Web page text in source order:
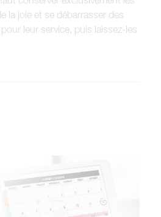
la joie et se débarrasser des
leur service, puis laissez-les